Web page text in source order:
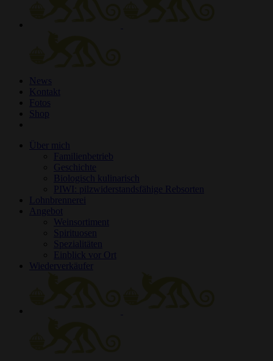
News
Kontakt
Fotos
Shop
Über mich
Familienbetrieb
Geschichte
Biologisch kulinarisch
PIWI: pilzwiderstandsfähige Rebsorten
Lohnbrennerei
Angebot
Weinsortiment
Spirituosen
Spezialitäten
Einblick vor Ort
Wiederverkäufer